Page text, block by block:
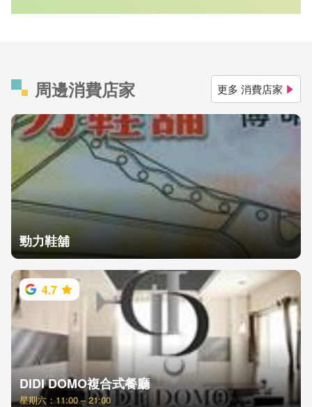
周邊消費店家 更多 消費店家
勁力鞋舖
4.7
DIDI DOMO複合式餐廳
星期六：11:00 – 21:00